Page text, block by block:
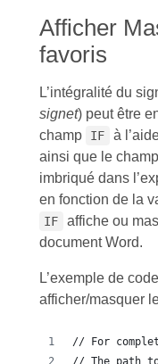
Afficher
favoris
L’intégralité du
signet) peut être
champ
IF
à
ainsi que le champ
imbriqué dans
en fonction de la
IF
affiche ou
document Word.
L’exemple de
afficher/masquer
// For
// The path